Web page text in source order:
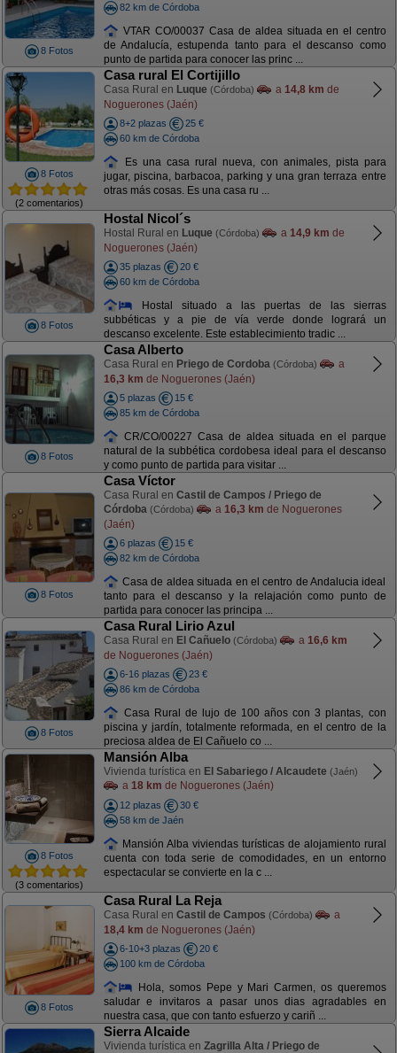
8 Fotos
82 km de Córdoba
VTAR CO/00037 Casa de aldea situada en el centro
de Andalucía, estupenda tanto para el descanso como
punto de partida para conocer las princ ...
8 Fotos
(2 comentarios)
Casa rural El Cortijillo
Casa Rural en Luque (Córdoba) a 14,8 km de
Noguerones (Jaén)
8+2 plazas
25 €
60 km de Córdoba
Es una casa rural nueva, con animales, pista para
jugar, piscina, barbacoa, parking y una gran terraza entre
otras más cosas. Es una casa ru ...
8 Fotos
Hostal Nicol´s
Hostal Rural en Luque (Córdoba) a 14,9 km de
Noguerones (Jaén)
35 plazas
20 €
60 km de Córdoba
Hostal situado a las puertas de las sierras
subbéticas y a pie de vía verde donde logrará un
descanso excelente. Este establecimiento tradic ...
8 Fotos
Casa Alberto
Casa Rural en Priego de Cordoba (Córdoba)
a
16,3 km de Noguerones (Jaén)
5 plazas
15 €
85 km de Córdoba
CR/CO/00227 Casa de aldea situada en el parque
natural de la subbética cordobesa ideal para el descanso
y como punto de partida para visitar ...
8 Fotos
Casa Víctor
Casa Rural en Castil de Campos / Priego de
Córdoba (Córdoba) a 16,3 km de Noguerones
(Jaén)
6 plazas
15 €
82 km de Córdoba
Casa de aldea situada en el centro de Andalucia ideal
tanto para el descanso y la relajación como punto de
partida para conocer las principa ...
8 Fotos
Casa Rural Lirio Azul
Casa Rural en El Cañuelo (Córdoba) a 16,6 km
de Noguerones (Jaén)
6-16 plazas
23 €
86 km de Córdoba
Casa Rural de lujo de 100 años con 3 plantas, con
piscina y jardín, totalmente reformada, en el centro de la
preciosa aldea de El Cañuelo co ...
8 Fotos
(3 comentarios)
Mansión Alba
Vivienda turística en El Sabariego / Alcaudete (Jaén)
a 18 km de Noguerones (Jaén)
12 plazas
30 €
58 km de Jaén
Mansión Alba viviendas turísticas de alojamiento rural
cuenta con toda serie de comodidades, en un entorno
espectacular se convierte en la c ...
8 Fotos
Casa Rural La Reja
Casa Rural en Castil de Campos (Córdoba)
a
18,4 km de Noguerones (Jaén)
6-10+3 plazas
20 €
100 km de Córdoba
Hola, somos Pepe y Mari Carmen, os queremos
saludar e invitaros a pasar unos dias agradables en
nuestra casa, que con tanto esfuerzo y cariñ ...
Sierra Alcaide
Vivienda turística en Zagrilla Alta / Priego de